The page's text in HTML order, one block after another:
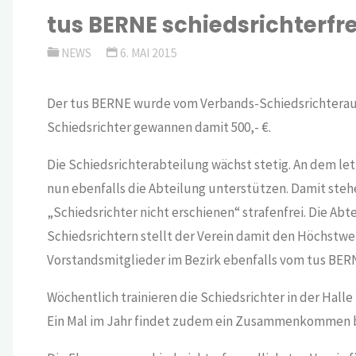
tus BERNE
NEWS 6. MAI 2015
Der tus BERNE wurde vom Verbands-
Schiedsrichter gewannen damit 500,- €.
Die Schiedsrichterabteilung wächst stetig. An dem
nun ebenfalls die Abteilung unterstützen. Damit
„Schiedsrichter nicht erschienen“ strafenfrei. Die
Schiedsrichtern stellt der Verein damit den
Vorstandsmitglieder im Bezirk ebenfalls vom tus
Wöchentlich trainieren die Schiedsrichter in der
Ein Mal im Jahr findet zudem ein